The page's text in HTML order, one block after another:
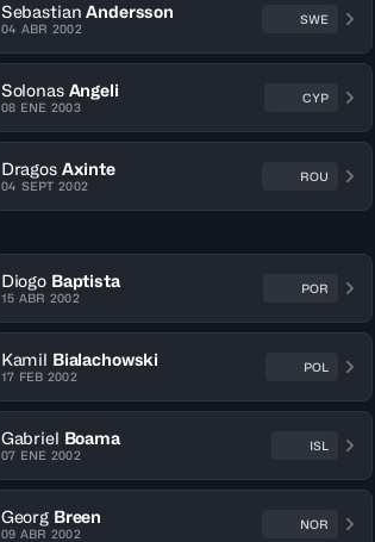
Sebastian Andersson
04 ABR 2002
SWE
Solonas Angeli
08 ENE 2003
CYP
Dragos Axinte
04 SEPT 2002
ROU
Diogo Baptista
15 ABR 2002
POR
Kamil Bialachowski
17 FEB 2002
POL
Gabriel Boama
07 ENE 2002
ISL
Georg Breen
09 ABR 2002
NOR